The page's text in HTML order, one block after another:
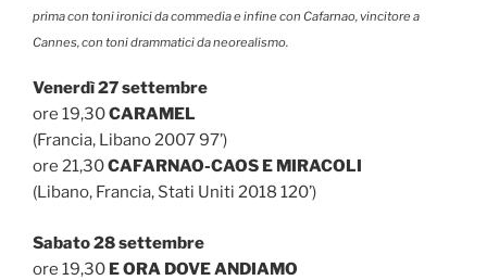
prima con toni ironici da commedia e infine con Cafarnao, vincitore a
Cannes, con toni drammatici da neorealismo.
Venerdì 27 settembre
ore 19,30CARAMEL
(Francia, Libano 2007 97’)
ore 21,30CAFARNAO-CAOS E MIRACOLI
(Libano, Francia, Stati Uniti 2018 120’)
Sabato 28 settembre
ore 19,30 E ORA DOVE ANDIAMO